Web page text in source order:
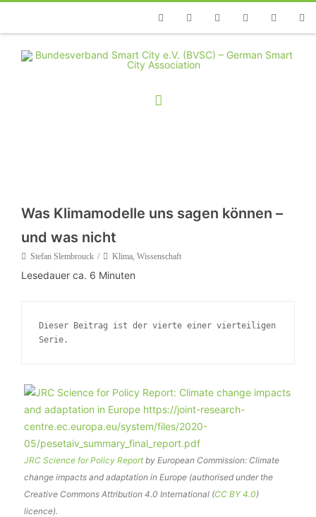
TelefonFacebookTwitterYoutubeInstagramLinkedin
Was Klimamodelle uns sagen können –
und was nicht
Stefan Slembrouck Klima, Wissenschaft
Lesedauer ca. 6 Minuten
Dieser Beitrag ist der vierte einer vierteiligen
Serie.
JRC Science for Policy Reportby European Commission: Climate
change impacts and adaptation in Europe (authorised under the
Creative Commons Attribution 4.0 International (CC BY 4.0)
licence).